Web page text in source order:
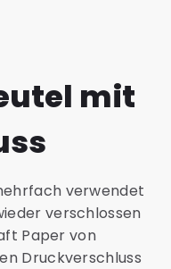
mit
verwendet
verschlossen
Paper von
Druckverschluss